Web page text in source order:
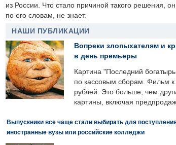
из России. Что стало причиной такого решения,
по его словам, не знает.
НАШИ ПУБЛИКАЦИИ
Вопреки злопыхателям и
в день премьеры
Картина "Последний
по кассовым сборам. Фильм к
рублей. Это больше, чем
картины, включая
Выпускники все чаще стали выбирать для
иностранные вузы или российские колледжи